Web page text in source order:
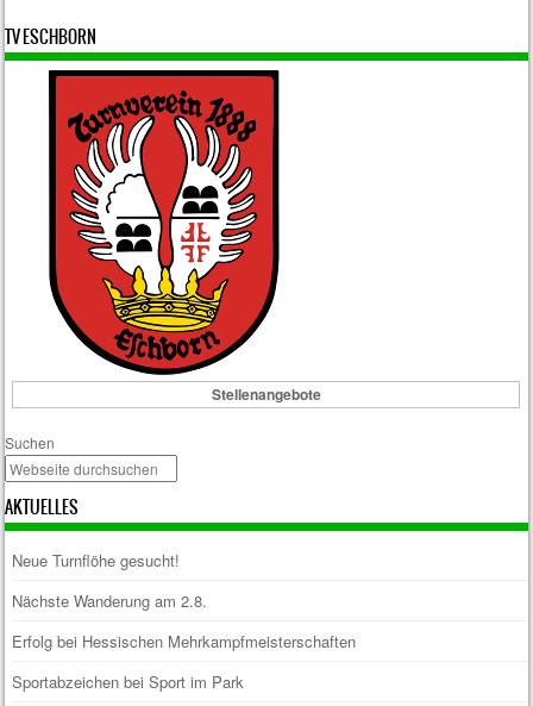
Post navigation
TV ESCHBORN
Stellenangebote
Suchen
AKTUELLES
Neue Turnflöhe gesucht!
Nächste Wanderung am 2.8.
Erfolg bei Hessischen Mehrkampfmeisterschaften
Sportabzeichen bei Sport im Park